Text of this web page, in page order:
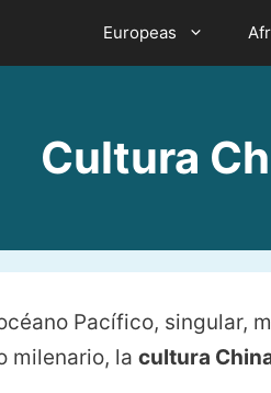
Europeas
Cultura
Pacífico, singular,
milenario, la cultura